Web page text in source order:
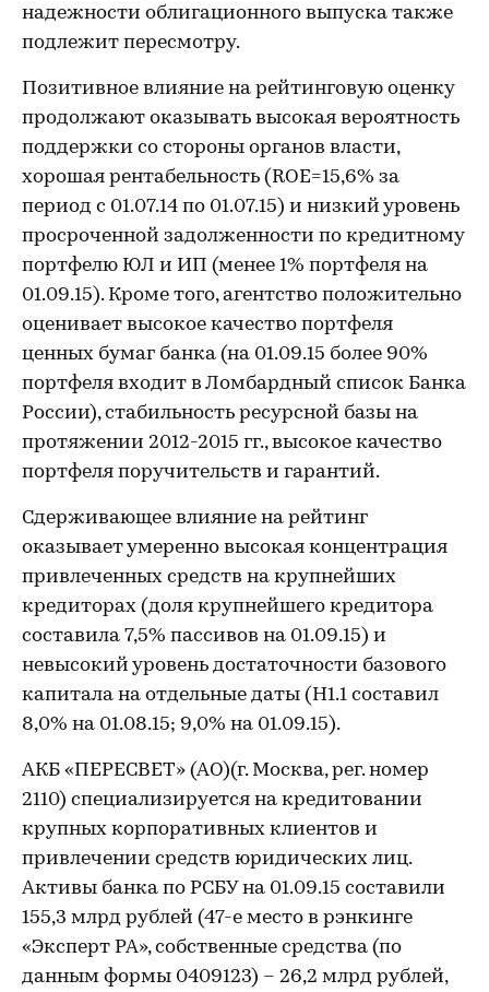
надежности облигационного выпуска также
подлежит пересмотру.
Позитивное влияние на рейтинговую оценку
продолжают оказывать высокая вероятность
поддержки со стороны органов власти,
хорошая рентабельность (ROE=15,6% за
период с 01.07.14 по 01.07.15) и низкий уровень
просроченной задолженности по кредитному
портфелю ЮЛ и ИП (менее 1% портфеля на
01.09.15). Кроме того, агентство положительно
оценивает высокое качество портфеля
ценных бумаг банка (на 01.09.15 более 90%
портфеля входит в Ломбардный список Банка
России), стабильность ресурсной базы на
протяжении 2012-2015 гг., высокое качество
портфеля поручительств и гарантий.
Сдерживающее влияние на рейтинг
оказывает умеренно высокая концентрация
привлеченных средств на крупнейших
кредиторах (доля крупнейшего кредитора
составила 7,5% пассивов на 01.09.15) и
невысокий уровень достаточности базового
капитала на отдельные даты (Н1.1 составил
8,0% на 01.08.15; 9,0% на 01.09.15).
АКБ «ПЕРЕСВЕТ» (АО)(г. Москва, рег. номер
2110) специализируется на кредитовании
крупных корпоративных клиентов и
привлечении средств юридических лиц.
Активы банка по РСБУ на 01.09.15 составили
155,3 млрд рублей (47-е место в рэнкинге
«Эксперт РА», собственные средства (по
данным формы 0409123) – 26,2 млрд рублей,